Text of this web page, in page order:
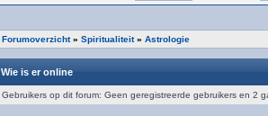
Forumoverzicht» Spiritualiteit» Astrologie
Wie is er online
Gebruikers op dit forum: Geen geregistreerde gebruikers en 2